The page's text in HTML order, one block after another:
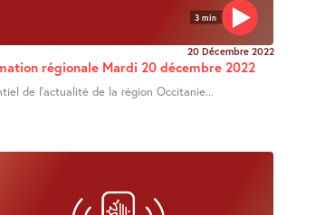
3 min
20 Décembre 2022
régionale Mardi 20 décembre 2022
de l’actualité de la région Occitanie...